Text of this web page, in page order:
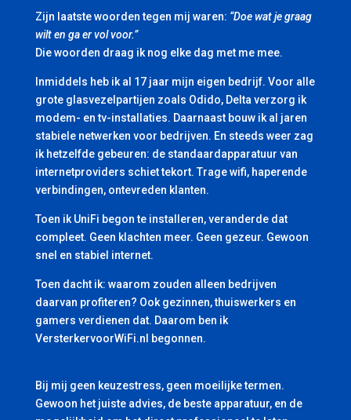
Zijn laatste woorden tegen mij waren: “Doe wat je graag
wilt en ga er vol voor.”
Die woorden draag ik nog elke dag met me mee.
Inmiddels heb ik al 17 jaar mijn eigen bedrijf. Voor alle
grote glasvezelpartijen zoals Odido, Delta verzorg ik
modem- en tv-installaties. Daarnaast bouw ik al jaren
stabiele netwerken voor bedrijven. En steeds weer zag
ik hetzelfde gebeuren: de standaardapparatuur van
internetproviders schiet tekort. Trage wifi, haperende
verbindingen, ontevreden klanten.
Toen ik UniFi begon te installeren, veranderde dat
compleet. Geen klachten meer. Geen gezeur. Gewoon
snel en stabiel internet.
Toen dacht ik: waarom zouden alleen bedrijven
daarvan profiteren? Ook gezinnen, thuiswerkers en
gamers verdienen dat. Daarom ben ik
VersterkervoorWiFi.nl begonnen.
Bij mij geen keuzestress, geen moeilijke termen.
Gewoon het juiste advies, de beste apparatuur, en de